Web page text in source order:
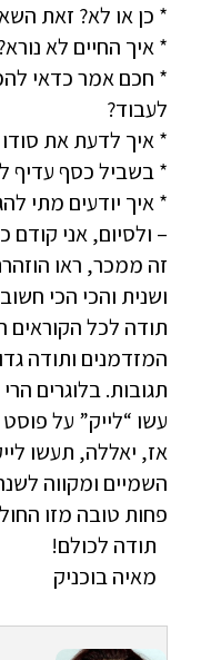
* כן או לא? זאת
* איך החיים לא
* חכם אמר כדאי
לעבוד?
* איך לדעת את
* בשביל כסף עדיף
* איך יודעים מתי
– ולסיום, אני
זה ממכר, ראו
ושנית והכי הכי
תודה לכל הקוראים
המזדמנים ותודה
תגובות. בלוגרים
עשו “לייק” על
אז, יאללה, תעשו
השמיים ומקווה
פחות טובה מזו
תודה לכולם!
מאיה בוכניק